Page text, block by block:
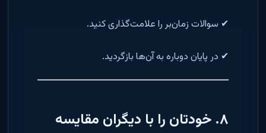
✔ سوالات زمان‌بر را علامت‌گذاری کنید.
✔ در پایان دوباره به آن‌ها بازگردید.
۸. خودتان را با دیگران مقایسه